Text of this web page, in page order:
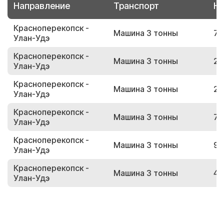
Направление Транспорт
Красноперекопск -
Улан-Удэ
Машина 3 тонны
Красноперекопск -
Улан-Удэ
Машина 3 тонны
Красноперекопск -
Улан-Удэ
Машина 3 тонны
Красноперекопск -
Улан-Удэ
Машина 3 тонны
Красноперекопск -
Улан-Удэ
Машина 3 тонны
Красноперекопск -
Улан-Удэ
Машина 3 тонны